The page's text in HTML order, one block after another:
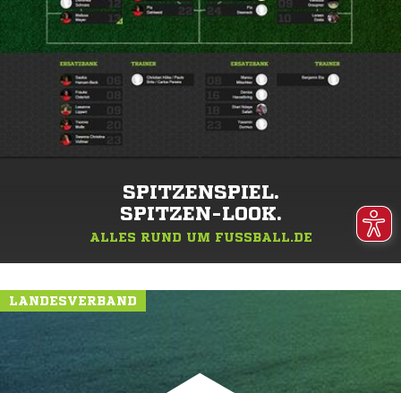
SPITZENSPIEL.
SPITZEN-LOOK.
ALLES RUND UM FUSSBALL.DE
LANDESVERBAND